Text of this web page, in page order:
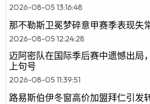
2026-08-05 13:16:48
那不勒斯卫冕梦碎意甲赛季表现失
2026-08-05 12:24:28
迈阿密队在国际季后赛中遗憾出局
上句号
2026-08-05 11:39:51
路易斯伯伊冬窗高价加盟拜仁引发